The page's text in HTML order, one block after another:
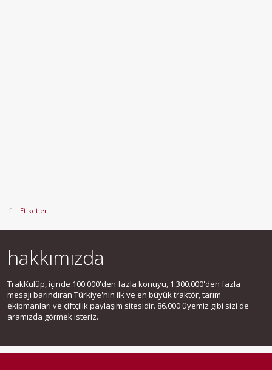
Etiketler
hakkımızda
TrakKulüp, içinde 100.000'den fazla konuyu, 1.300.000'den fazla
mesajı barındıran Türkiye'nin ilk ve en büyük traktör, tarım
ekipmanları ve çiftçilik paylaşım sitesidir. 86.000 üyemiz gibi sizi de
aramızda görmek isteriz.